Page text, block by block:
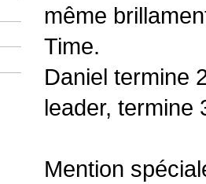
même
Time.
Daniel termine
leader, termine
Mention